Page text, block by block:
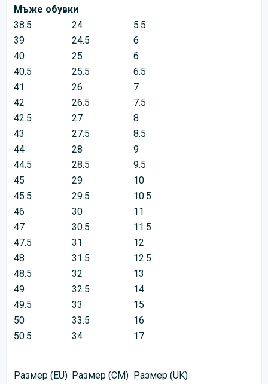
Мъже обувки
38.5
24
5.5
39
24.5
6
40
25
6
40.5
25.5
6.5
41
26
7
42
26.5
7.5
42.5
27
8
43
27.5
8.5
44
28
9
44.5
28.5
9.5
45
29
10
45.5
29.5
10.5
46
30
11
47
30.5
11.5
47.5
31
12
48
31.5
12.5
48.5
32
13
49
32.5
14
49.5
33
15
50
33.5
16
50.5
34 17
Размер (EU) Размер (CM) Размер (UK)